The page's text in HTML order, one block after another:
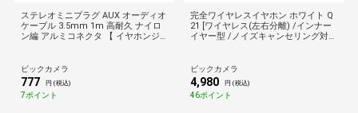
ステレオミニプラグ AUX オーディオ
ケーブル 3.5mm 1m 高耐久 ナイロ
ン編 アルミコネクタ 【 イヤホンジ
ドホンケーブル ブラック ブラック A
X-35MA10BK [1.0m]
ビックカメラ
777 円 (税込)
7ポイント
完全ワイヤレスイヤホン ホワイト Q
21 [ワイヤレス(左右分離) /インナー
イヤー型 /ノイズキャンセリング対応
ビックカメラ
4,980 円 (税込)
46ポイント